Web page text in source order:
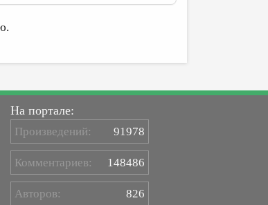
На портале:
Произведений: 91978
Комментариев: 148486
Авторов: 826